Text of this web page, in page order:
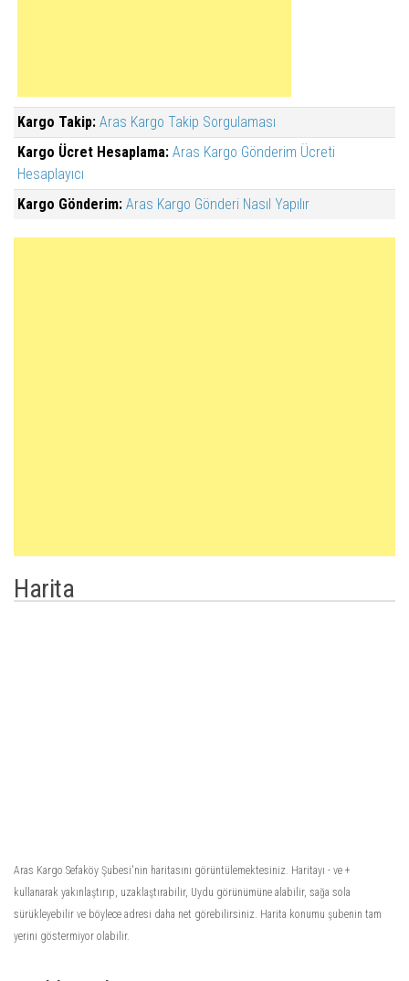
Kargo Takip: Aras Kargo Takip Sorgulaması
Kargo Ücret Hesaplama: Aras Kargo Gönderim Ücreti
Hesaplayıcı
Kargo Gönderim: Aras Kargo Gönderi Nasıl Yapılır
Harita
Aras Kargo Sefaköy Şubesi'nin haritasını görüntülemektesiniz. Haritayı - ve +
kullanarak yakınlaştırıp, uzaklaştırabilir, Uydu görünümüne alabilir, sağa sola
sürükleyebilir ve böylece adresi daha net görebilirsiniz. Harita konumu şubenin tam
yerini göstermiyor olabilir.